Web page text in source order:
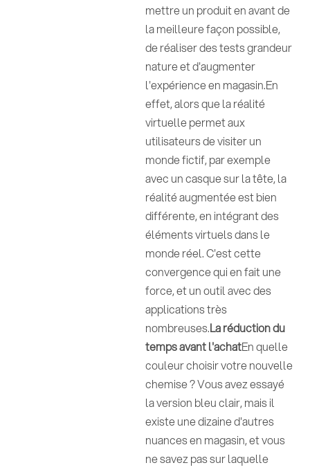
mettre un produit en avant de
la meilleure façon possible,
de réaliser des tests grandeur
nature et d'augmenter
l'expérience en magasin.En
effet, alors que la réalité
virtuelle permet aux
utilisateurs de visiter un
monde fictif, par exemple
avec un casque sur la tête, la
réalité augmentée est bien
différente, en intégrant des
éléments virtuels dans le
monde réel. C'est cette
convergence qui en fait une
force, et un outil avec des
applications très
nombreuses.La réduction du
temps avant l'achatEn quelle
couleur choisir votre nouvelle
chemise ? Vous avez essayé
la version bleu clair, mais il
existe une dizaine d'autres
nuances en magasin, et vous
ne savez pas sur laquelle